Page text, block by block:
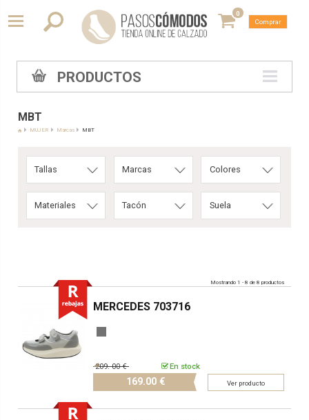
0
Comprar
PRODUCTOS
MBT
MUJER Marcas MBT
Tallas Marcas Colores
Materiales Tacón Suela
Mostrando 1 - 8 de 8 productos
MERCEDES 703716
En stock
209.00 €
169.00 € Ver producto